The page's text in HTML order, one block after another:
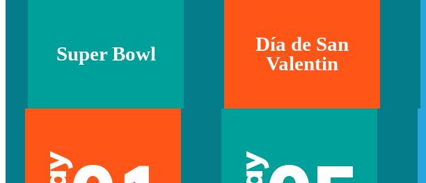
Super Bowl
Día de San
Valentin